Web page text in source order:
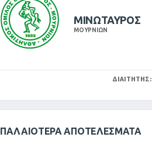
ΜΙΝΩΤΑΥΡΟΣ
ΜΟΥΡΝΙΩΝ
ΔΙΑΙΤΗΤΉΣ:
ΠΑΛΑΙΌΤΕΡΑ ΑΠΟΤΕΛΈΣΜΑΤΑ